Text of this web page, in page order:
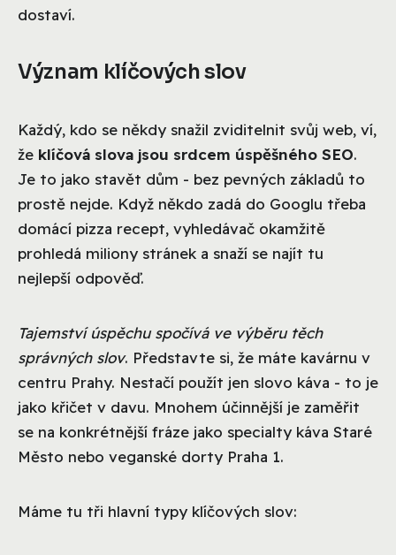
dostaví.
Význam klíčových slov
Každý, kdo se někdy snažil zviditelnit svůj web, ví,
že klíčová slova jsou srdcem úspěšného SEO.
Je to jako stavět dům - bez pevných základů to
prostě nejde. Když někdo zadá do Googlu třeba
domácí pizza recept, vyhledávač okamžitě
prohledá miliony stránek a snaží se najít tu
nejlepší odpověď.
Tajemství úspěchu spočívá ve výběru těch
správných slov. Představte si, že máte kavárnu v
centru Prahy. Nestačí použít jen slovo káva - to je
jako křičet v davu. Mnohem účinnější je zaměřit
se na konkrétnější fráze jako specialty káva Staré
Město nebo veganské dorty Praha 1.
Máme tu tři hlavní typy klíčových slov: